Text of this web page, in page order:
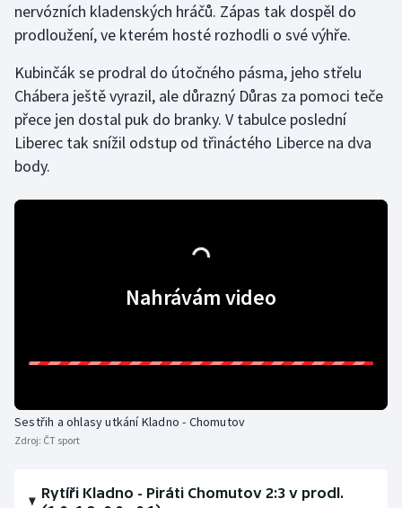
Short track
Sportovní střelba
Stolní tenis
Triatlon
Veslování
nervózních kladenských hráčů. Zápas tak dospěl do
prodloužení, ve kterém hosté rozhodli o své výhře.
Kubinčák se prodral do útočného pásma, jeho střelu
Chábera ještě vyrazil, ale důrazný Důras za pomoci teče
přece jen dostal puk do branky. V tabulce poslední
Liberec tak snížil odstup od třináctého Liberce na dva
body.
Nahrávám video
Sestřih a ohlasy utkání Kladno - Chomutov
Zdroj: ČT sport
Rytíři Kladno - Piráti Chomutov 2:3 v prodl.